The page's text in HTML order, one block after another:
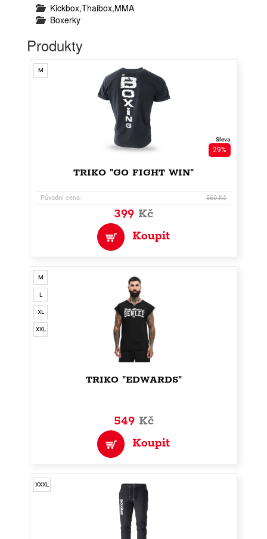
Kickbox,Thaibox,MMA
Boxerky
Produkty
M
Sleva
29%
TRIKO "GO FIGHT WIN"
Původní cena: 560 Kč
399 Kč
Koupit
M
L
XL
XXL
TRIKO "EDWARDS"
549 Kč
Koupit
XXXL